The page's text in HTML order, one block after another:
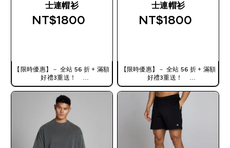
士連帽衫
NT$1800‎
【限時優惠】－ 全站 56 折 + 滿額
好禮3重送！
使用優惠碼，獲得額外折扣：
TW56
士連帽衫
NT$1800‎
【限時優惠】－ 全站 56 折 + 滿額
好禮3重送！
使用優惠碼，獲得額外折扣：
TW56